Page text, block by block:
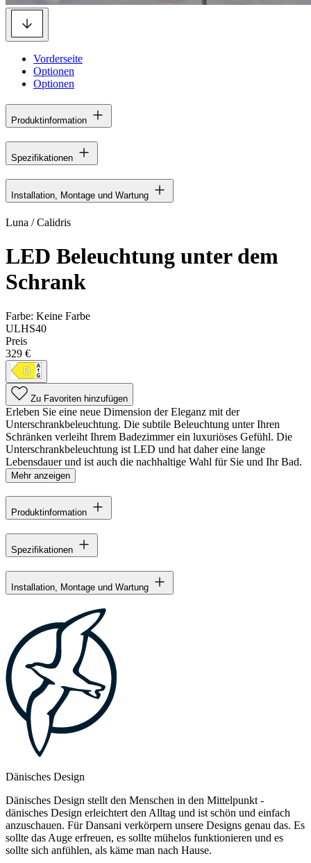
Vorderseite
Optionen
Optionen
Produktinformation
Spezifikationen
Installation, Montage und Wartung
Luna / Calidris
LED Beleuchtung unter dem
Schrank
Farbe: Keine Farbe
ULHS40
Preis
329 €
Zu Favoriten hinzufügen
Erleben Sie eine neue Dimension der Eleganz mit der
Unterschrankbeleuchtung. Die subtile Beleuchtung unter Ihren
Schränken verleiht Ihrem Badezimmer ein luxuriöses Gefühl. Die
Unterschrankbeleuchtung ist LED und hat daher eine lange
Lebensdauer und ist auch die nachhaltige Wahl für Sie und Ihr Bad.
Mehr anzeigen
Produktinformation
Spezifikationen
Installation, Montage und Wartung
Dänisches Design
Dänisches Design stellt den Menschen in den Mittelpunkt -
dänisches Design erleichtert den Alltag und ist schön und einfach
anzuschauen. Für Dansani verkörpern unsere Designs genau das. Es
sollte das Auge erfreuen, es sollte mühelos funktionieren und es
sollte sich anfühlen, als käme man nach Hause.